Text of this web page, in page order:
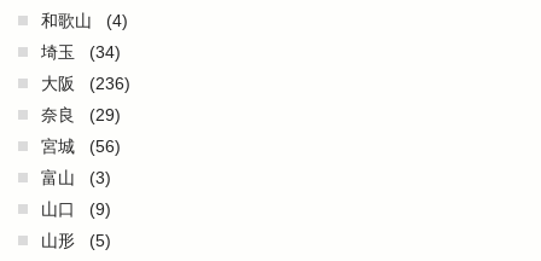
和歌山
(4)
埼玉
(34)
大阪
(236)
奈良
(29)
宮城
(56)
富山
(3)
山口
(9)
山形
(5)